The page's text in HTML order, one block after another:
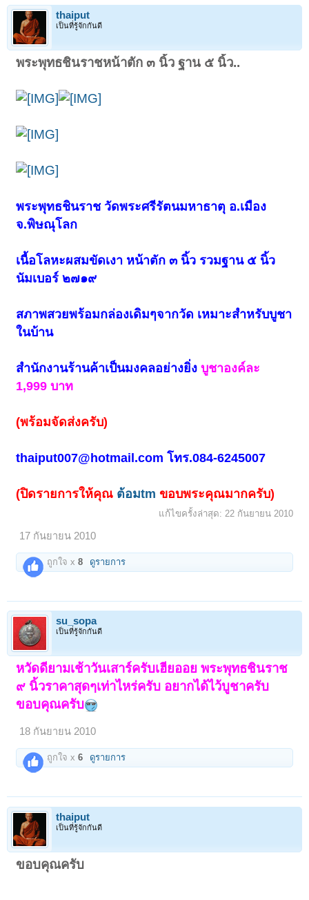
thaiput
เป็นที่รู้จักกันดี
พระพุทธชินราชหน้าตัก ๓ นิ้ว ฐาน ๕ นิ้ว..
พระพุทธชินราช วัดพระศรีรัตนมหาธาตุ อ.เมือง
จ.พิษณุโลก
เนื้อโลหะผสมขัดเงา หน้าตัก ๓ นิ้ว รวมฐาน ๕ นิ้ว
นัมเบอร์ ๒๗๑๙
สภาพสวยพร้อมกล่องเดิมๆจากวัด เหมาะสำหรับบูชา
ในบ้าน
สำนักงานร้านค้าเป็นมงคลอย่างยิ่ง บูชาองค์ละ
1,999 บาท
(พร้อมจัดส่งครับ)
thaiput007@hotmail.com โทร.084-6245007
(ปิดรายการให้คุณ ต้อมtm ขอบพระคุณมากครับ)
แก้ไขครั้งล่าสุด: 22 กันยายน 2010
17 กันยายน 2010
ถูกใจ x8 ดูรายการ
su_sopa
เป็นที่รู้จักกันดี
หวัดดียามเช้าวันเสาร์ครับเฮียออย พระพุทธชินราช
๙ นิ้วราคาสุดๆเท่าไหร่ครับ อยากได้ไว้บูชาครับ
ขอบคุณครับ
18 กันยายน 2010
ถูกใจ x6 ดูรายการ
thaiput
เป็นที่รู้จักกันดี
ขอบคุณครับ